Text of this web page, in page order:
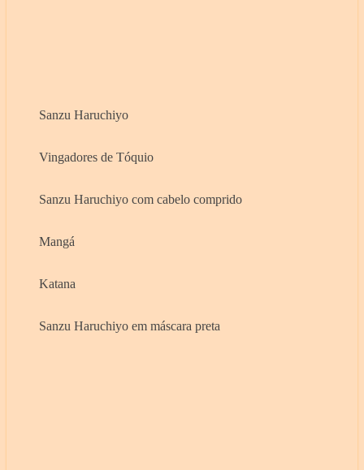
Sanzu Haruchiyo
Vingadores de Tóquio
Sanzu Haruchiyo com cabelo comprido
Mangá
Katana
Sanzu Haruchiyo em máscara preta